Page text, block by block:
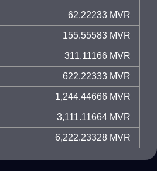
62.22233 MVR
155.55583 MVR
311.11166 MVR
622.22333 MVR
1,244.44666 MVR
3,111.11664 MVR
6,222.23328 MVR